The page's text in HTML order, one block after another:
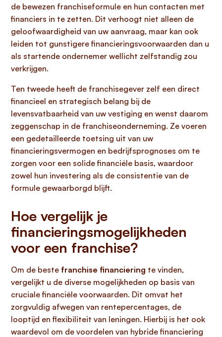
de bewezen franchiseformule en hun contacten met
financiers in te zetten. Dit verhoogt niet alleen de
geloofwaardigheid van uw aanvraag, maar kan ook
leiden tot gunstigere financieringsvoorwaarden dan u
als startende ondernemer wellicht zelfstandig zou
verkrijgen.
Ten tweede heeft de franchisegever zelf een direct
financieel en strategisch belang bij de
levensvatbaarheid van uw vestiging en wenst daarom
zeggenschap in de franchiseonderneming. Ze voeren
een gedetailleerde toetsing uit van uw
financieringsvermogen en bedrijfsprognoses om te
zorgen voor een solide financiële basis, waardoor
zowel hun investering als de consistentie van de
formule gewaarborgd blijft.
Hoe vergelijk je
financieringsmogelijkheden
voor een franchise?
Om de beste franchise financiering te vinden,
vergelijkt u de diverse mogelijkheden op basis van
cruciale financiële voorwaarden. Dit omvat het
zorgvuldig afwegen van rentepercentages, de
looptijd en flexibiliteit van leningen. Hierbij is het ook
waardevol om de voordelen van hybride financiering